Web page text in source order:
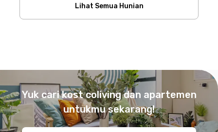
Lihat Semua Hunian
Yuk cari kost coliving dan apartemen
untukmu sekarang!